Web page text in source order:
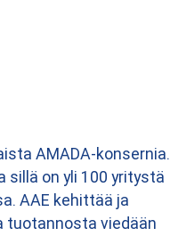
AMADA-konsernia.
sillä on yli 100 yritystä
AAE kehittää ja
tuotannosta viedään